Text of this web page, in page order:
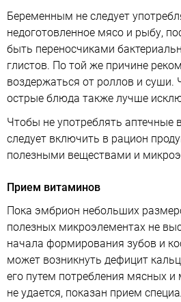
Беременным не следует
недоготовленное мясо и рыбу,
быть переносчиками
глистов. По той же причине
воздержаться от роллов и суши.
острые блюда также лучше
Чтобы не употреблять аптечные
следует включить в рацион
полезными веществами и
Прием витаминов
Пока эмбрион небольших
полезных микроэлементах не
начала формирования зубов и
может возникнуть дефицит
его путем потребления мясных
не удается, показан прием